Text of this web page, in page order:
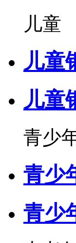
儿童
儿童
儿童
青少
青少
青少